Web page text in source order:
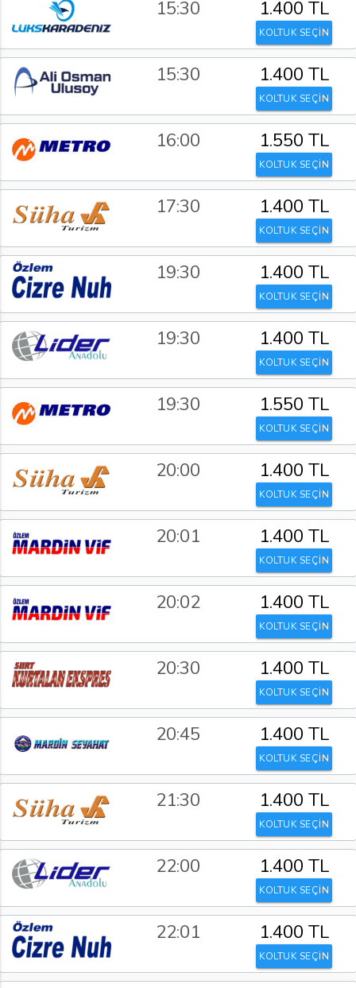
15:30 1.400 TL
KOLTUK SEÇİN
15:30 1.400 TL
KOLTUK SEÇİN
16:00 1.550 TL
KOLTUK SEÇİN
17:30 1.400 TL
KOLTUK SEÇİN
19:30 1.400 TL
KOLTUK SEÇİN
19:30 1.400 TL
KOLTUK SEÇİN
19:30 1.550 TL
KOLTUK SEÇİN
20:00 1.400 TL
KOLTUK SEÇİN
20:01 1.400 TL
KOLTUK SEÇİN
20:02 1.400 TL
KOLTUK SEÇİN
20:30 1.400 TL
KOLTUK SEÇİN
20:45 1.400 TL
KOLTUK SEÇİN
21:30 1.400 TL
KOLTUK SEÇİN
22:00 1.400 TL
KOLTUK SEÇİN
22:01 1.400 TL
KOLTUK SEÇİN